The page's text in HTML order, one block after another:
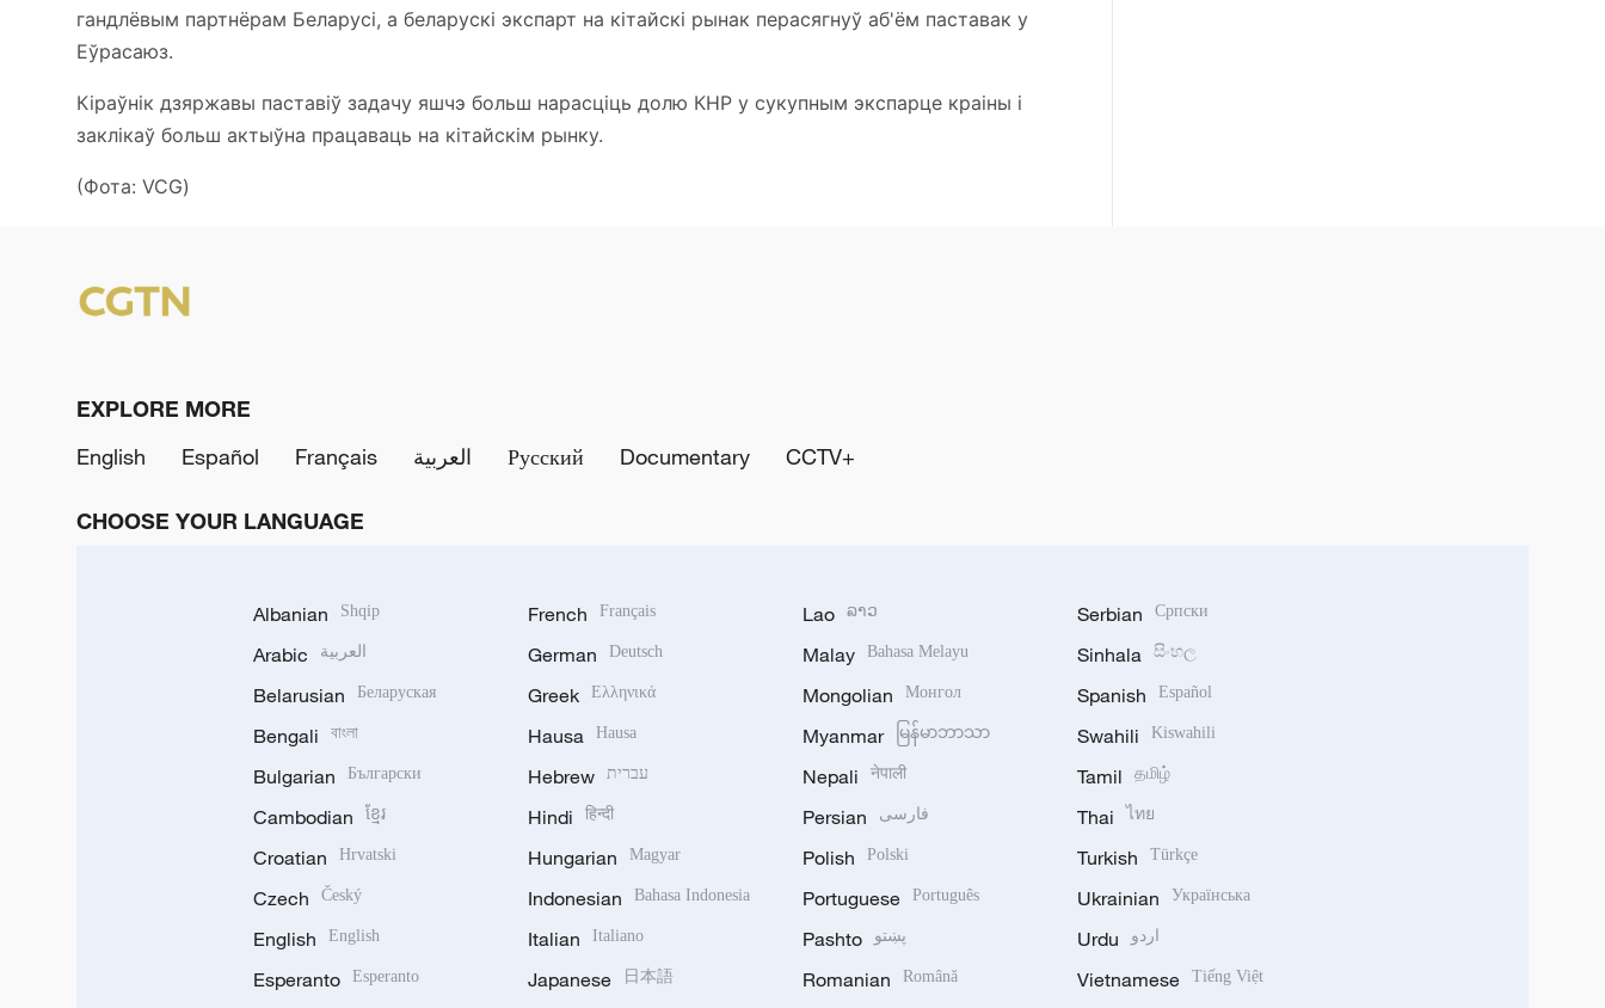
гандлёвым партнёрам Беларусі, а беларускі экспарт на кітайскі рынак перасягнуў аб'ём паставак у
Еўрасаюз.
Кіраўнік дзяржавы паставіў задачу яшчэ больш нарасціць долю КНР у сукупным экспарце краіны і
заклікаў больш актыўна працаваць на кітайскім рынку.
(Фота: VCG)
EXPLORE MORE
English
Español Français العربية Русский Documentary CCTV+
CHOOSE YOUR LANGUAGE
Albanian Shqip
Arabic العربية
Belarusian Беларуская
Bengali বাংলা
Bulgarian Български
Cambodian ខ្មែរ
Croatian Hrvatski
Czech Český
English English
Esperanto Esperanto
French Français
German Deutsch
Greek Ελληνικά
Hausa Hausa
Hebrew עברית
Hindi हिन्दी
Hungarian Magyar
Indonesian Bahasa Indonesia
Italian Italiano
Japanese 日本語
Lao ລາວ
Malay Bahasa Melayu
Mongolian Монгол
Myanmar မြန်မာဘာသာ
Nepali नेपाली
Persian فارسی
Polish Polski
Portuguese Português
Pashto پښتو
Romanian Română
Serbian Српски
Sinhala සිංහල
Spanish Español
Swahili Kiswahili
Tamil தமிழ்
Thai ไทย
Turkish Türkçe
Ukrainian Українська
Urdu اردو
Vietnamese Tiếng Việt